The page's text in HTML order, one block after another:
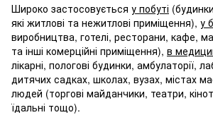
Широко застосовується у побуті
які житлові та нежитлові приміщення), у
виробництва, готелі, ресторани, кафе,
та інші комерційні приміщення), в
лікарні, пологові будинки, амбулаторії,
дитячих садках, школах, вузах, містах
людей (торгові майданчики, театри,
їдальні тощо).